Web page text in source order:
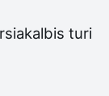
turi